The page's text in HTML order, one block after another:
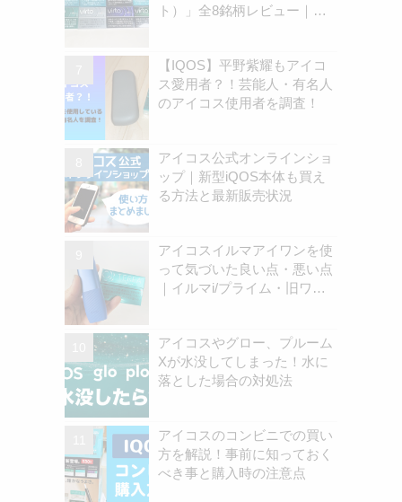
ト）」全8銘柄レビュー｜お
【IQOS】平野紫耀もアイコ
ス愛用者？！芸能人・有名人
のアイコス使用者を調査！
アイコス公式オンラインショ
ップ｜新型iQOS本体も買え
る方法と最新販売状況
アイコスイルマアイワンを使
って気づいた良い点・悪い点
｜イルマi/プライム・旧ワン
アイコスやグロー、プルーム
Xが水没してしまった！水に
落とした場合の対処法
アイコスのコンビニでの買い
方を解説！事前に知っておく
べき事と購入時の注意点